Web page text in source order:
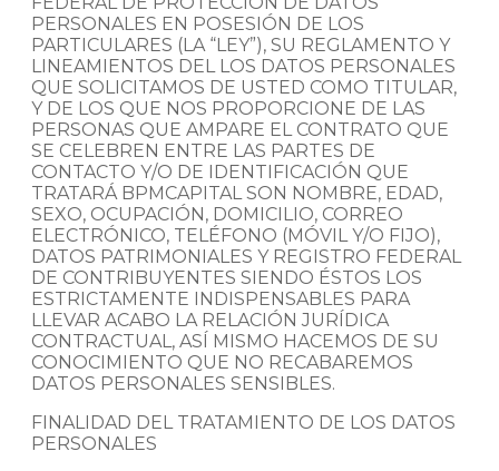
PERSONALES EN POSESIÓN DE LOS
PARTICULARES (LA “LEY”), SU REGLAMENTO Y
LINEAMIENTOS DEL LOS DATOS PERSONALES
QUE SOLICITAMOS DE USTED COMO TITULAR,
Y DE LOS QUE NOS PROPORCIONE DE LAS
PERSONAS QUE AMPARE EL CONTRATO QUE
SE CELEBREN ENTRE LAS PARTES DE
CONTACTO Y/O DE IDENTIFICACIÓN QUE
TRATARÁ BPMCAPITAL SON NOMBRE, EDAD,
SEXO, OCUPACIÓN, DOMICILIO, CORREO
ELECTRÓNICO, TELÉFONO (MÓVIL Y/O FIJO),
DATOS PATRIMONIALES Y REGISTRO FEDERAL
DE CONTRIBUYENTES SIENDO ÉSTOS LOS
ESTRICTAMENTE INDISPENSABLES PARA
LLEVAR ACABO LA RELACIÓN JURÍDICA
CONTRACTUAL, ASÍ MISMO HACEMOS DE SU
CONOCIMIENTO QUE NO RECABAREMOS
DATOS PERSONALES SENSIBLES.
FINALIDAD DEL TRATAMIENTO DE LOS DATOS
PERSONALES